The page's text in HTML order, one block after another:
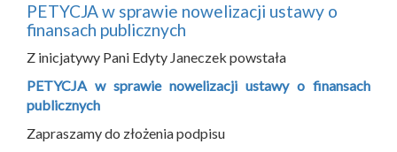
PETYCJA w sprawie nowelizacji ustawy o
finansach publicznych
Z inicjatywy Pani Edyty Janeczek powstała
PETYCJA w sprawie nowelizacji ustawy o finansach
publicznych
Zapraszamy do złożenia podpisu